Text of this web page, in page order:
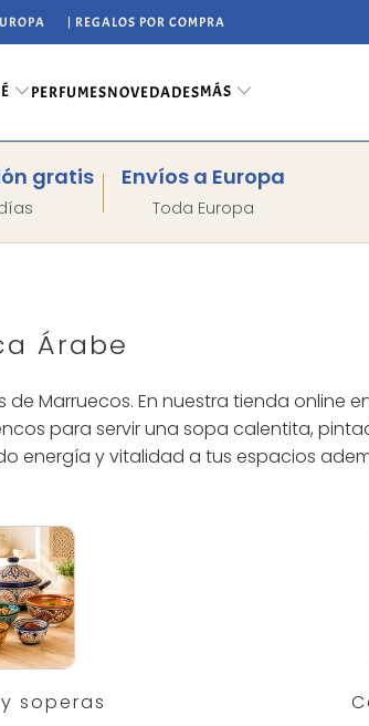
| REGALOS POR COMPRA
PERFUMESNOVEDADESMÁS
gratis Envíos a Europa
Toda Europa
Árabe
Marruecos. En nuestra tienda online
para servir una sopa calentita,
energía y vitalidad a tus espacios
soperas